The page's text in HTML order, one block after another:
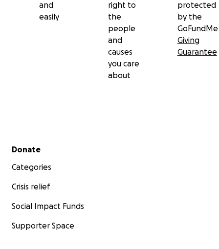
and
easily
right to
the
people
and
causes
you care
about
protected
by the
GoFundMe
Giving
Guarantee
Secondary menu
Donate
Categories
Crisis relief
Social Impact Funds
Supporter Space